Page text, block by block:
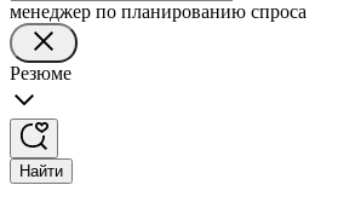
менеджер по планированию спроса
Резюме
Найти